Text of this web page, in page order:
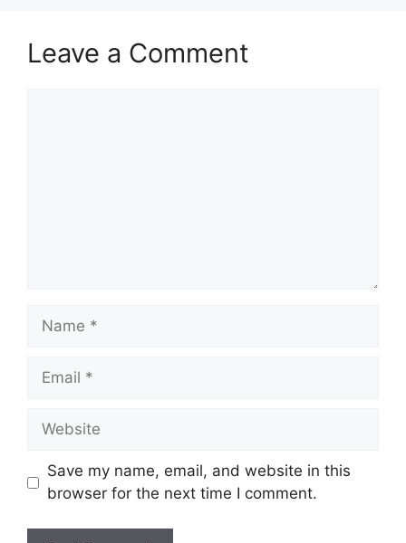
Leave a Comment
Name
Email
Website
Save my name, email, and website in this
browser for the next time I comment.